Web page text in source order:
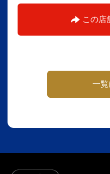
この店
一覧